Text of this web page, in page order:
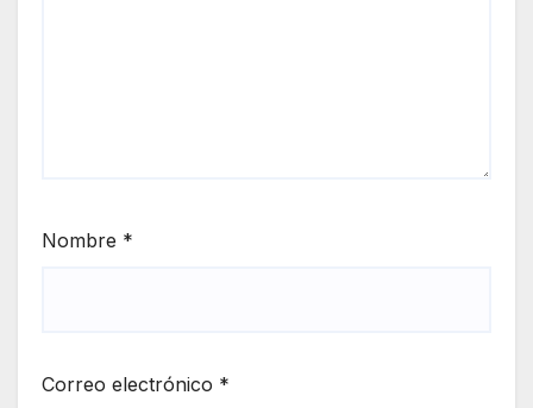
Nombre *
Correo electrónico *